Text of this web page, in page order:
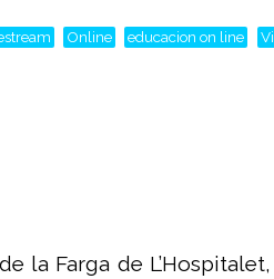
Online educacion on line
la Farga de